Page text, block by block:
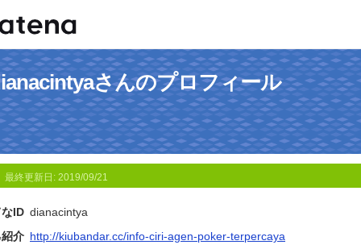
さんのプロフィール
最終更新日: 2019/09/21
ID dianacintya
紹介 http://kiubandar.cc/info-ciri-agen-poker-terpercaya